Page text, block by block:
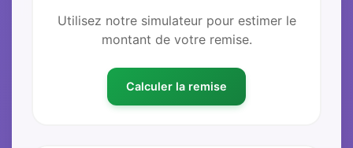
Utilisez notre simulateur pour estimer le
montant de votre remise.
Calculer la remise